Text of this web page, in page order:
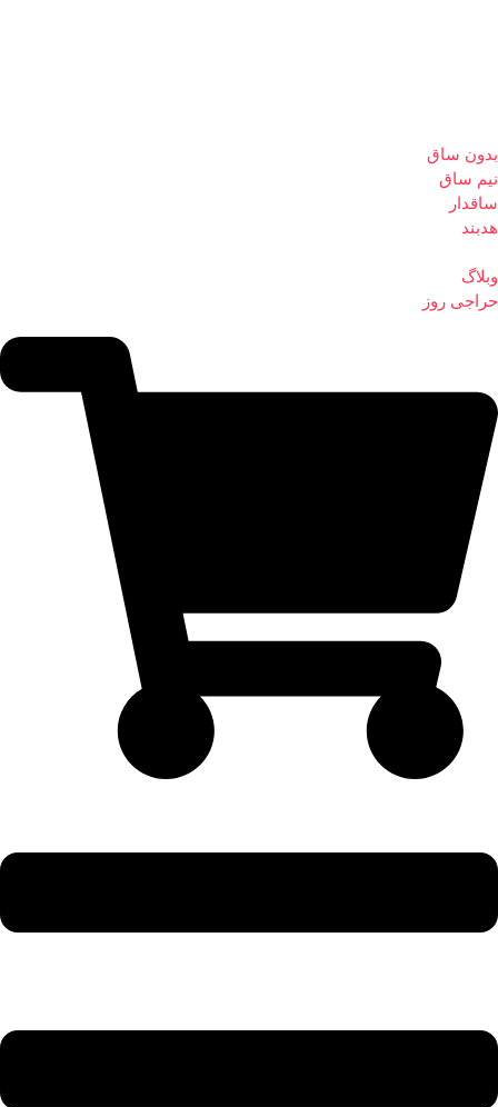
بدون ساق
نیم ساق
ساقدار
هدبند
وبلاگ
حراجی روز